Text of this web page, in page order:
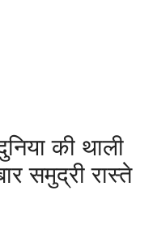
की थाली
समुद्री रास्ते